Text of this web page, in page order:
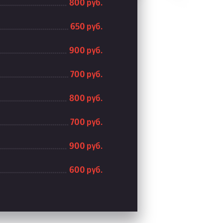
800 руб.
650 руб.
900 руб.
700 руб.
800 руб.
700 руб.
900 руб.
600 руб.